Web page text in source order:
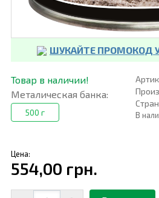
ШУКАЙТЕ ПРОМОКОД
Товар в наличии!
Металическая банка:
500 г В
Цена:
554,00 грн.